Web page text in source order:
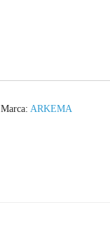
Marca: ARKEMA